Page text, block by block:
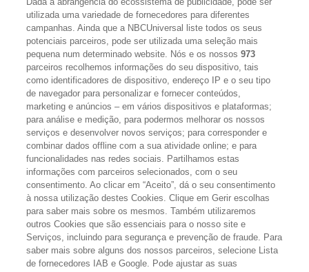
SEGUE-NOS
FACEBOOK
TWITTER
YOUTUBEINSTAGRAM
LINKS ÚTEIS
Escolhas de Anúncios
Política de privacidade
Sobre nós
Termos E Condições
FILMES
utilizada uma variedade de fornecedores para diferentes
campanhas. Ainda que a NBCUniversal liste todos os seus
potenciais parceiros, pode ser utilizada uma seleção mais
pequena num determinado website. Nós e os nossos973
parceiros recolhemos informações do seu dispositivo, tais
como identificadores de dispositivo, endereço IP e o seu tipo
de navegador para personalizar e fornecer conteúdos,
marketing e anúncios – em vários dispositivos e plataformas;
para análise e medição, para podermos melhorar os nossos
serviços e desenvolver novos serviços; para corresponder e
combinar dados offline com a sua atividade online; e para
funcionalidades nas redes sociais. Partilhamos estas
informações com parceiros selecionados, com o seu
consentimento. Ao clicar em “Aceito”, dá o seu consentimento
à nossa utilização destes Cookies. Clique em Gerir escolhas
para saber mais sobre os mesmos. Também utilizaremos
outros Cookies que são essenciais para o nosso site e
Serviços, incluindo para segurança e prevenção de fraude. Para
saber mais sobre alguns dos nossos parceiros, selecione Lista
de fornecedores IAB e Google. Pode ajustar as suas